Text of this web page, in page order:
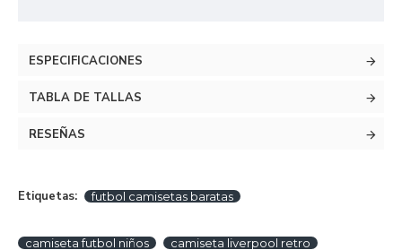
ESPECIFICACIONES
TABLA DE TALLAS
RESEÑAS
Etiquetas: futbol camisetas baratas
camiseta futbol niños camiseta liverpool retro